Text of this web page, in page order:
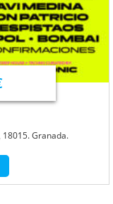
18015. Granada.